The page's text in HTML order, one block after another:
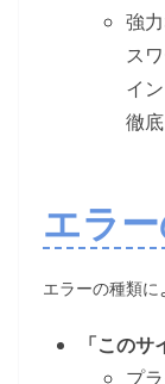
強
ス
イ
徹
エラ
エラーの種類に
「この
プ